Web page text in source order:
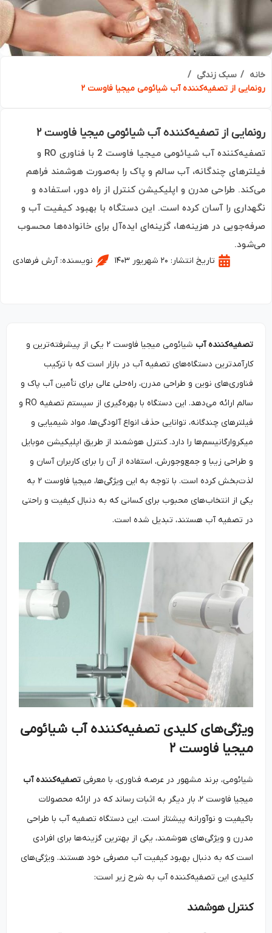
سبک زندگی
از تصفیه‌کننده آب شیائومی میجیا فاوست ۲
از تصفیه‌کننده آب شیائومی میجیا فاوست ۲
تصفیه‌کننده آب شیائومی میجیا فاوست 2 با فناوری RO و
چندگانه، آب سالم و پاک را به‌صورت هوشمند فراهم
طراحی مدرن و اپلیکیشن کنترل از راه دور، استفاده و
را آسان کرده است. این دستگاه با بهبود کیفیت آب و
در هزینه‌ها، گزینه‌ای ایده‌آل برای خانواده‌ها محسوب
تاریخ انتشار: ۲۰ شهریور ۱۴۰۳ نویسنده:آرش فرهادی
تصفیه‌کننده آب
شیائومی میجیا فاوست 2 یکی از پیشرفته‌ترین و
کارآمدترین دستگاه‌های تصفیه آب در بازار است که با ترکیب
فناوری‌های نوین و طراحی مدرن، راه‌حلی عالی برای تأمین آب پاک و
سالم ارائه می‌دهد. این دستگاه با بهره‌گیری از سیستم تصفیه RO و
فیلترهای چندگانه، توانایی حذف انواع آلودگی‌ها، مواد شیمیایی و
میکروارگانیسم‌ها را دارد. کنترل هوشمند از طریق اپلیکیشن موبایل
و طراحی زیبا و جمع‌وجورش، استفاده از آن را برای کاربران آسان و
لذت‌بخش کرده است. با توجه به این ویژگی‌ها، میجیا فاوست 2 به
یکی از انتخاب‌های محبوب برای کسانی که به دنبال کیفیت و راحتی
در تصفیه آب هستند، تبدیل شده است.
ویژگی‌های کلیدی تصفیه‌کننده آب شیائومی
میجیا فاوست ۲
شیائومی، برند مشهور در عرصه فناوری، با معرفیتصفیه‌کننده آب
میجیا فاوست ۲، بار دیگر به اثبات رساند که در ارائه محصولات
باکیفیت و نوآورانه پیشتاز است. این دستگاه تصفیه آب با طراحی
مدرن و ویژگی‌های هوشمند، یکی از بهترین گزینه‌ها برای افرادی
است که به دنبال بهبود کیفیت آب مصرفی خود هستند. ویژگی‌های
کلیدی این تصفیه‌کننده آب به شرح زیر است:
کنترل هوشمند